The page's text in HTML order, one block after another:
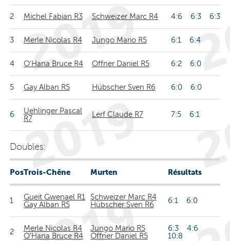
2 Michel Fabian R3 Schweizer Marc R4 4:6 6:3 6:3
3 Merle Nicolas R4 Jungo Mario R5 6:1 6:4
4 O'Hana Bruce R4 Offner Daniel R5 6:2 6:0
5 Gay Alban R5 Hübscher Sven R6 6:0 6:0
6
Uehlinger Pascal
R7
Lerf Claude R7 7:5 6:1
Doubles:
PosTrois-Chêne Murten Résultats
1
Gueit Gwenael R1
Gay Alban R5
Schweizer Marc R4
Hübscher Sven R6
6:1 6:0
2
Merle Nicolas R4
O'Hana Bruce R4
Jungo Mario R5
Offner Daniel R5
6:3 4:6
10:8